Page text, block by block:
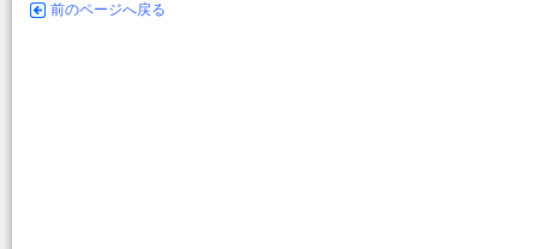
前のページへ戻る